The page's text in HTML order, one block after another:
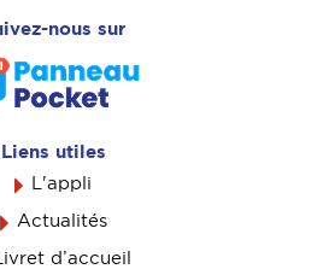
nous sur
Liens utiles
L'appli
Actualités
d’accueil